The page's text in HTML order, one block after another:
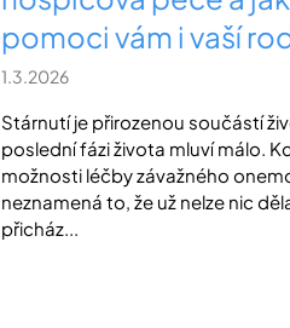
pomoci vám i vaší
1.3.2026
Stárnutí je přirozenou součástí
poslední fázi života mluví málo.
možnosti léčby závažného
neznamená to, že už nelze nic
přicház...